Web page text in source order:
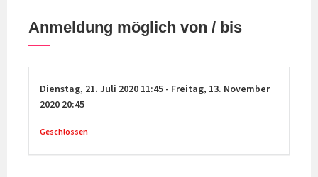
Anmeldung möglich von / bis
Dienstag, 21. Juli 2020 11:45 - Freitag, 13. November
2020 20:45
Geschlossen